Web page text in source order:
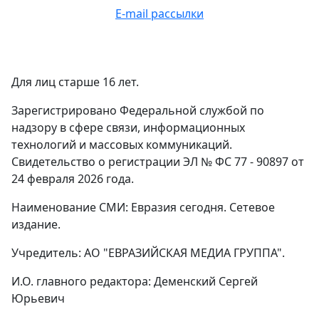
E-mail рассылки
Для лиц старше 16 лет.
Зарегистрировано Федеральной службой по
надзору в сфере связи, информационных
технологий и массовых коммуникаций.
Свидетельство о регистрации ЭЛ № ФС 77 - 90897 от
24 февраля 2026 года.
Наименование СМИ: Евразия сегодня. Сетевое
издание.
Учредитель: АО "ЕВРАЗИЙСКАЯ МЕДИА ГРУППА".
И.О. главного редактора: Деменский Сергей
Юрьевич